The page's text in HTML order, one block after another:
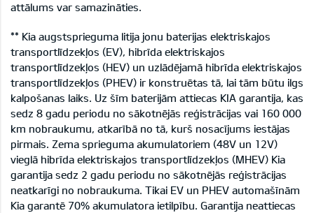
attālums var samazināties.
** Kia augstsprieguma litija jonu baterijas elektriskajos
transportlīdzekļos (EV), hibrīda elektriskajos
transportlīdzekļos (HEV) un uzlādējamā hibrīda elektriskajos
transportlīdzekļos (PHEV) ir konstruētas tā, lai tām būtu ilgs
kalpošanas laiks. Uz šīm baterijām attiecas KIA garantija, kas
sedz 8 gadu periodu no sākotnējās reģistrācijas vai 160 000
km nobraukumu, atkarībā no tā, kurš nosacījums iestājas
pirmais. Zema sprieguma akumulatoriem (48V un 12V)
vieglā hibrīda elektriskajos transportlīdzekļos (MHEV) Kia
garantija sedz 2 gadu periodu no sākotnējās reģistrācijas
neatkarīgi no nobraukuma. Tikai EV un PHEV automašīnām
Kia garantē 70% akumulatora ietilpību. Garantija neattiecas